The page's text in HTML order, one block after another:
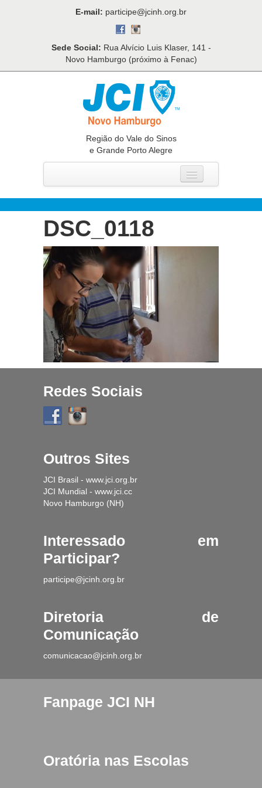
E-mail: participe@jcinh.org.br
Sede Social: Rua Alvício Luis Klaser, 141 -
Novo Hamburgo (próximo à Fenac)
Região do Vale do Sinos
e Grande Porto Alegre
O Que Fazemos
Projetos
História
Contato
Fique Por Dentro
DSC_0118
Redes Sociais
Outros Sites
JCI Brasil - www.jci.org.br
JCI Mundial - www.jci.cc
Novo Hamburgo (NH)
Interessado em
Participar?
participe@jcinh.org.br
Diretoria de
Comunicação
comunicacao@jcinh.org.br
Fanpage JCI NH
Oratória nas Escolas